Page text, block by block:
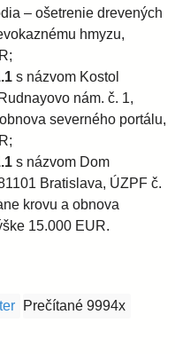
– ošetrenie drevených
hmyzu,
s názvom Kostol
nám. č. 1,
severného portálu,
s názvom Dom
Bratislava, ÚZPF č.
krovu a obnova
15.000 EUR.
Prečítané 9994x